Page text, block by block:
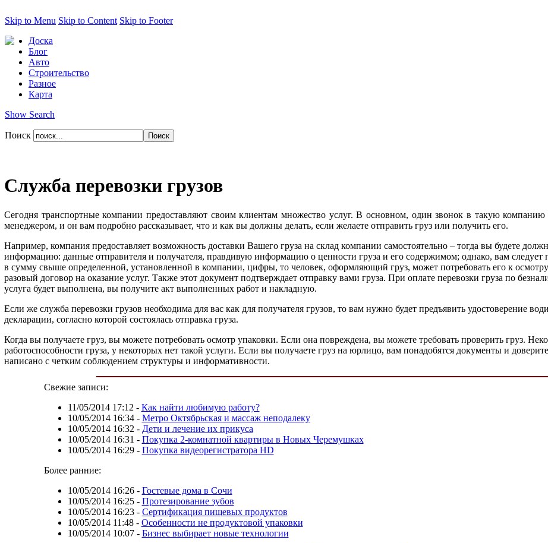
Skip to Menu Skip to Content Skip to Footer
Доска
Блог
Авто
Строительство
Разное
Карта
Show Search
Поиск
Служба перевозки грузов
Сегодня транспортные компании предоставляют своим клиентам множество услуг. В основном, один звонок в такую
менеджером, и он вам подробно рассказывает, что и как вы должны делать, если желаете отправить груз или получить его.
Например, компания предоставляет возможность доставки Вашего груза на склад компании самостоятельно – тогда вы будете
информацию: данные отправителя и получателя, правдивую информацию о ценности груза и его содержимом; однако, вам следует
в сумму свыше определенной, установленной в компании, цифры, то человек, оформляющий груз, может потребовать его к
разовый договор на оказание услуг. Также этот документ подтверждает отправку вами груза. При оплате перевозки груза по
услуга будет выполнена, вы получите акт выполненных работ и накладную.
Если же служба перевозки грузов необходима для вас как для получателя грузов, то вам нужно будет предъявить удостоверение
декларации, согласно которой состоялась отправка груза.
Когда вы получаете груз, вы можете потребовать осмотр упаковки. Если она повреждена, вы можете требовать проверить груз.
работоспособности груза, у некоторых нет такой услуги. Если вы получаете груз на юрлицо, вам понадобятся документы и
написано с четким соблюдением структуры и информативности.
Свежие записи:
11/05/2014 17:12 - Как найти любимую работу?
10/05/2014 16:34- Метро Октябрьская и массаж неподалеку
10/05/2014 16:32 - Дети и лечение их прикуса
10/05/2014 16:31 - Покупка 2-комнатной квартиры в Новых Черемушках
10/05/2014 16:29- Покупка видеорегистратора HD
Более ранние:
10/05/2014 16:26- Гостевые дома в Сочи
10/05/2014 16:25- Протезирование зубов
10/05/2014 16:23- Сертификация пищевых продуктов
10/05/2014 11:48- Особенности не продуктовой упаковки
10/05/2014 10:07- Бизнес выбирает новые технологии